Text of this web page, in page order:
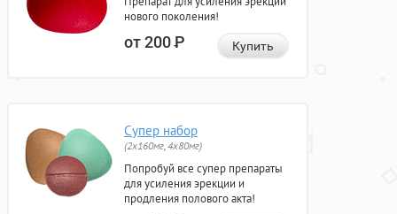
нового поколения!
от 200Р Купить
Супер набор
(2х160мг, 4х80мг)
Попробуй все супер препараты
для усиления эрекции и
продления полового акта!